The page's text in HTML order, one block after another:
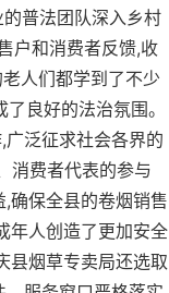
普法团队深入乡村
户和消费者反馈,收
人们都学到了不少
良好的法治氛围。
泛征求社会各界的
消费者代表的参与
确保全县的卷烟销售
年人创造了更加安全
县烟草专卖局还选取